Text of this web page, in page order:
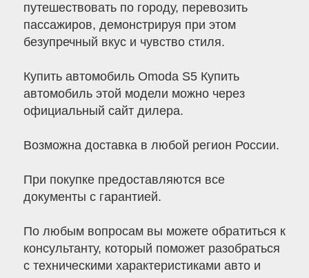
путешествовать по городу, перевозить
пассажиров, демонстрируя при этом
безупречный вкус и чувство стиля.
Купить автомобиль Omoda S5 Купить
автомобиль этой модели можно через
официальный сайт дилера.
Возможна доставка в любой регион России.
При покупке предоставляются все
документы с гарантией.
По любым вопросам вы можете обратиться к
консультанту, который поможет разобраться
с техническими характеристиками авто и